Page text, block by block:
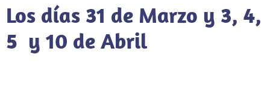
Los días 31 de Marzo y 3, 4,
5 y 10 de Abril